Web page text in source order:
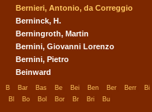
Bernieri, Antonio, da Correggio
Berninck, H.
Berningroth, Martin
Bernini, Giovanni Lorenzo
Bernini, Pietro
Beinward
B Bar Bas Be Bei Ben Ber Berr Bi
Bl Bo Bol Bor Br Bri Bu